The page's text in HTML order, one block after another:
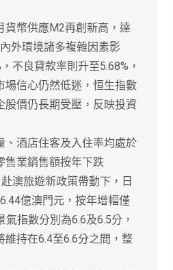
幣供應M2再創新高，達
外環境諸多複雜因素影
不良貸款率則升至5.68%，
場信心仍然低迷，恒生指數
價仍長期受壓，反映投資
酒店住客及入住率均處於
售業銷售額按年下跌
澳旅遊新政策帶動下，日
億澳門元，按年增幅僅
指數分別為6.6及6.5分，
持在6.4至6.6分之間，整